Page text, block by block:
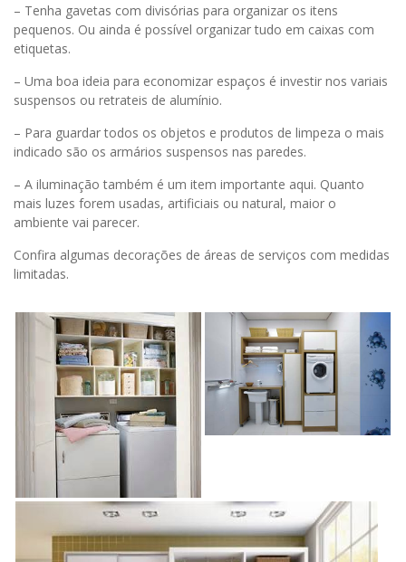
– Tenha gavetas com divisórias para organizar os itens
pequenos. Ou ainda é possível organizar tudo em caixas com
etiquetas.
– Uma boa ideia para economizar espaços é investir nos variais
suspensos ou retrateis de alumínio.
– Para guardar todos os objetos e produtos de limpeza o mais
indicado são os armários suspensos nas paredes.
– A iluminação também é um item importante aqui. Quanto
mais luzes forem usadas, artificiais ou natural, maior o
ambiente vai parecer.
Confira algumas decorações de áreas de serviços com medidas
limitadas.